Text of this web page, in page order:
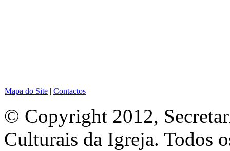
Mapa do Site | Contactos
© Copyright 2012,
Culturais da Igreja. Todos